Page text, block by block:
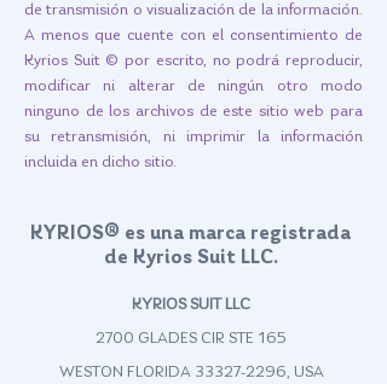
de transmisión o visualización de la información.
A menos que cuente con el consentimiento de
Kyrios Suit © por escrito, no podrá reproducir,
modificar ni alterar de ningún otro modo
ninguno de los archivos de este sitio web para
su retransmisión, ni imprimir la información
incluida en dicho sitio.
KYRIOS® es una marca registrada
de Kyrios Suit LLC.
KYRIOS SUIT LLC
2700 GLADES CIR STE 165
WESTON FLORIDA 33327-2296, USA